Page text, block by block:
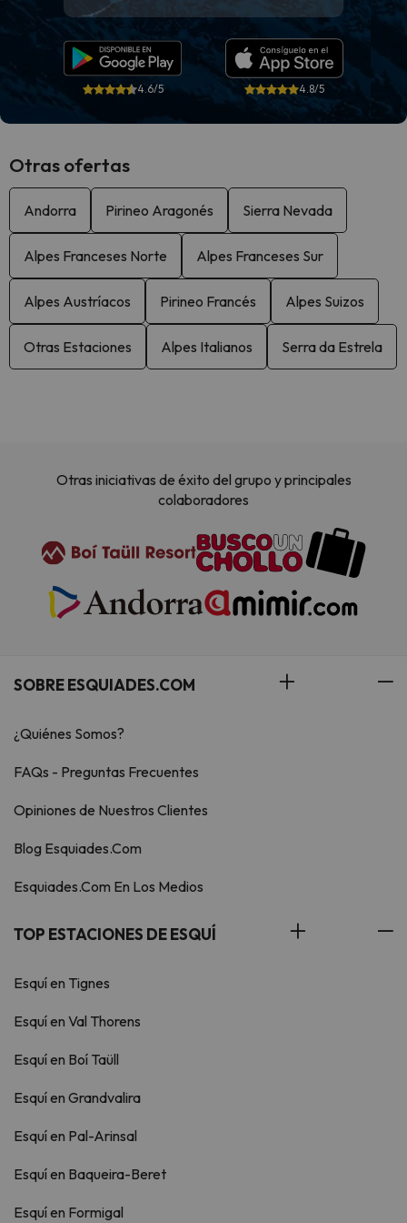
4.6/5 4.8/5
Otras ofertas
Andorra Pirineo Aragonés Sierra Nevada
Alpes Franceses Norte Alpes Franceses Sur
Alpes Austríacos Pirineo Francés Alpes Suizos
Otras Estaciones Alpes Italianos Serra da Estrela
Otras iniciativas de éxito del grupo y principales
colaboradores
SOBRE ESQUIADES.COM
¿Quiénes Somos?
FAQs - Preguntas Frecuentes
Opiniones de Nuestros Clientes
Blog Esquiades.Com
Esquiades.Com En Los Medios
TOP ESTACIONES DE ESQUÍ
Esquí en Tignes
Esquí en Val Thorens
Esquí en Boí Taüll
Esquí en Grandvalira
Esquí en Pal-Arinsal
Esquí en Baqueira-Beret
Esquí en Formigal